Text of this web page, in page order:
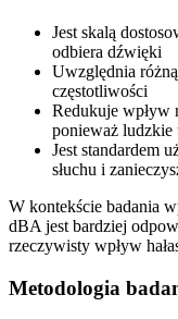
Jest skalą
odbiera dźwięki
Uwzględnia
częstotliwości
Redukuje wpływ
ponieważ ludzkie
Jest standardem
słuchu i
W kontekście badania
dBA jest bardziej
rzeczywisty wpływ
Metodologia